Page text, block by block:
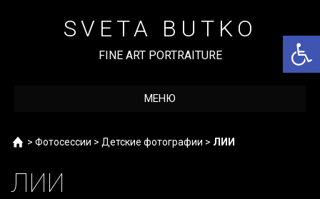
содержимомуSVETA BUTKO
FINE ART PORTRAITURE
МЕНЮ
Home
> Фотосессии > Детские фотографии > ЛИИ
ЛИИ